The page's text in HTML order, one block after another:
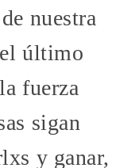
nuestra
último
fuerza
sigan
y ganar,